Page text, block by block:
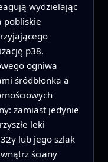
wydzielając
pobliskie
p38.
ogniwa
śródbłonka a
zamiast jedynie
leki
lub jego szlak
ściany